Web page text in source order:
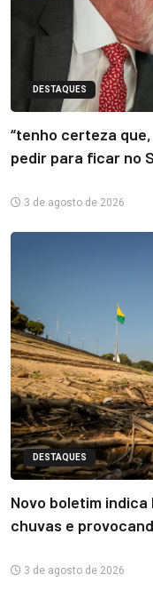
DESTAQUES
“tenho certeza
pedir para ficar no
3 de agosto de 2026
DESTAQUES
Novo boletim indica
chuvas e
3 de agosto de 2026